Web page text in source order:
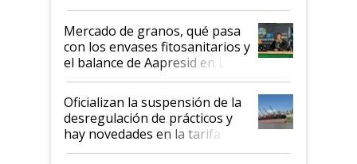
Mercado de granos, qué pasa
con los envases fitosanitarios y
el balance de Aapresid en La
Posta
Oficializan la suspensión de la
desregulación de prácticos y
hay novedades en la tarifa de
la hidrovía